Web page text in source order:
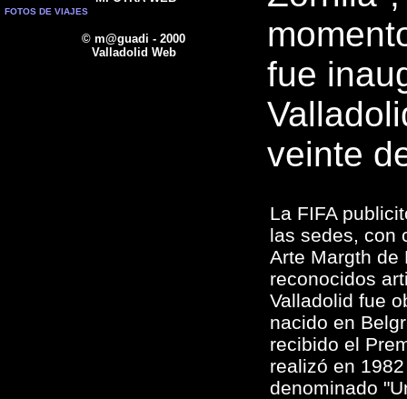
FOTOS DE VIAJES
© m@guadi - 2000
Valladolid Web
fue
veinte
La FIFA
las sedes, con
Arte Margth de
reconocidos
Valladolid fue
nacido en
recibido el
realizó en
denominado